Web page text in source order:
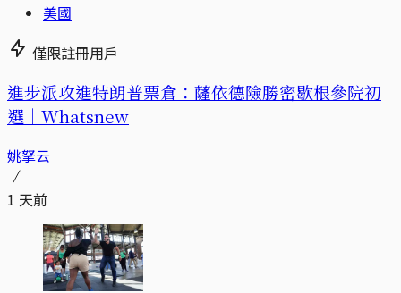
美國
僅限註冊用戶
進步派攻進特朗普票倉：薩依德險勝密歇根參院初
選｜Whatsnew
姚拏云
1 天前